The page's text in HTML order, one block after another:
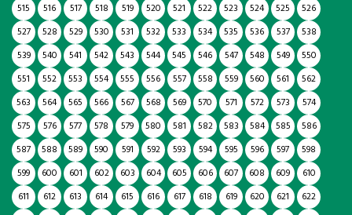
515
516 517 518 519 520 521 522 523 524 525
526
527
528 529 530 531 532 533 534 535 536 537
538
539
540 541 542 543 544 545 546 547 548 549
550
551
552 553 554 555 556 557 558 559 560 561
562
563
564 565 566 567 568 569 570 571 572 573
574
575
576 577 578 579 580 581 582 583 584 585
586
587
588 589 590 591 592 593 594 595 596 597
598
599
600 601 602 603 604 605 606 607 608 609
610
611
612 613 614 615 616 617 618 619 620 621
622